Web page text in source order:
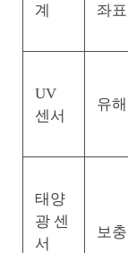
계
좌
UV
센서
유
태양
광 센
서
빛
보